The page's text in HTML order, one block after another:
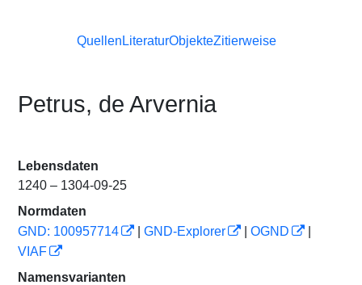
Quellen LiteraturObjekteZitierweise
Petrus, de Arvernia
Lebensdaten
1240 – 1304-09-25
Normdaten
GND: 100957714
GND-Explorer OGND
VIAF
Namensvarianten